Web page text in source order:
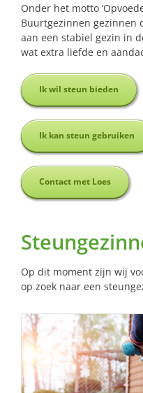
Onder het motto
Buurtgezinnen gezinnen
aan een stabiel gezin in
wat extra liefde en
Ik wil steun bieden
Ik kan steun gebruiken
Contact met Loes
Op dit moment zijn wij
op zoek naar een